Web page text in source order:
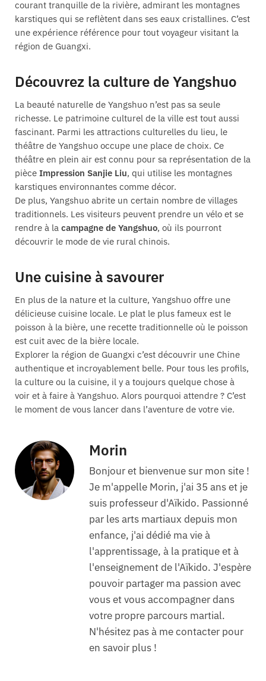
courant tranquille de la rivière, admirant les montagnes
karstiques qui se reflètent dans ses eaux cristallines. C’est
une expérience référence pour tout voyageur visitant la
région de Guangxi.
Découvrez la culture de Yangshuo
La beauté naturelle de Yangshuo n’est pas sa seule
richesse. Le patrimoine culturel de la ville est tout aussi
fascinant. Parmi les attractions culturelles du lieu, le
théâtre de Yangshuo occupe une place de choix. Ce
théâtre en plein air est connu pour sa représentation de la
pièce Impression Sanjie Liu, qui utilise les montagnes
karstiques environnantes comme décor.
De plus, Yangshuo abrite un certain nombre de villages
traditionnels. Les visiteurs peuvent prendre un vélo et se
rendre à la campagne de Yangshuo, où ils pourront
découvrir le mode de vie rural chinois.
Une cuisine à savourer
En plus de la nature et la culture, Yangshuo offre une
délicieuse cuisine locale. Le plat le plus fameux est le
poisson à la bière, une recette traditionnelle où le poisson
est cuit avec de la bière locale.
Explorer la région de Guangxi c’est découvrir une Chine
authentique et incroyablement belle. Pour tous les profils,
la culture ou la cuisine, il y a toujours quelque chose à
voir et à faire à Yangshuo. Alors pourquoi attendre ? C’est
le moment de vous lancer dans l’aventure de votre vie.
Morin
Bonjour et bienvenue sur mon site !
Je m'appelle Morin, j'ai 35 ans et je
suis professeur d'Aïkido. Passionné
par les arts martiaux depuis mon
enfance, j'ai dédié ma vie à
l'apprentissage, à la pratique et à
l'enseignement de l'Aïkido. J'espère
pouvoir partager ma passion avec
vous et vous accompagner dans
votre propre parcours martial.
N'hésitez pas à me contacter pour
en savoir plus !